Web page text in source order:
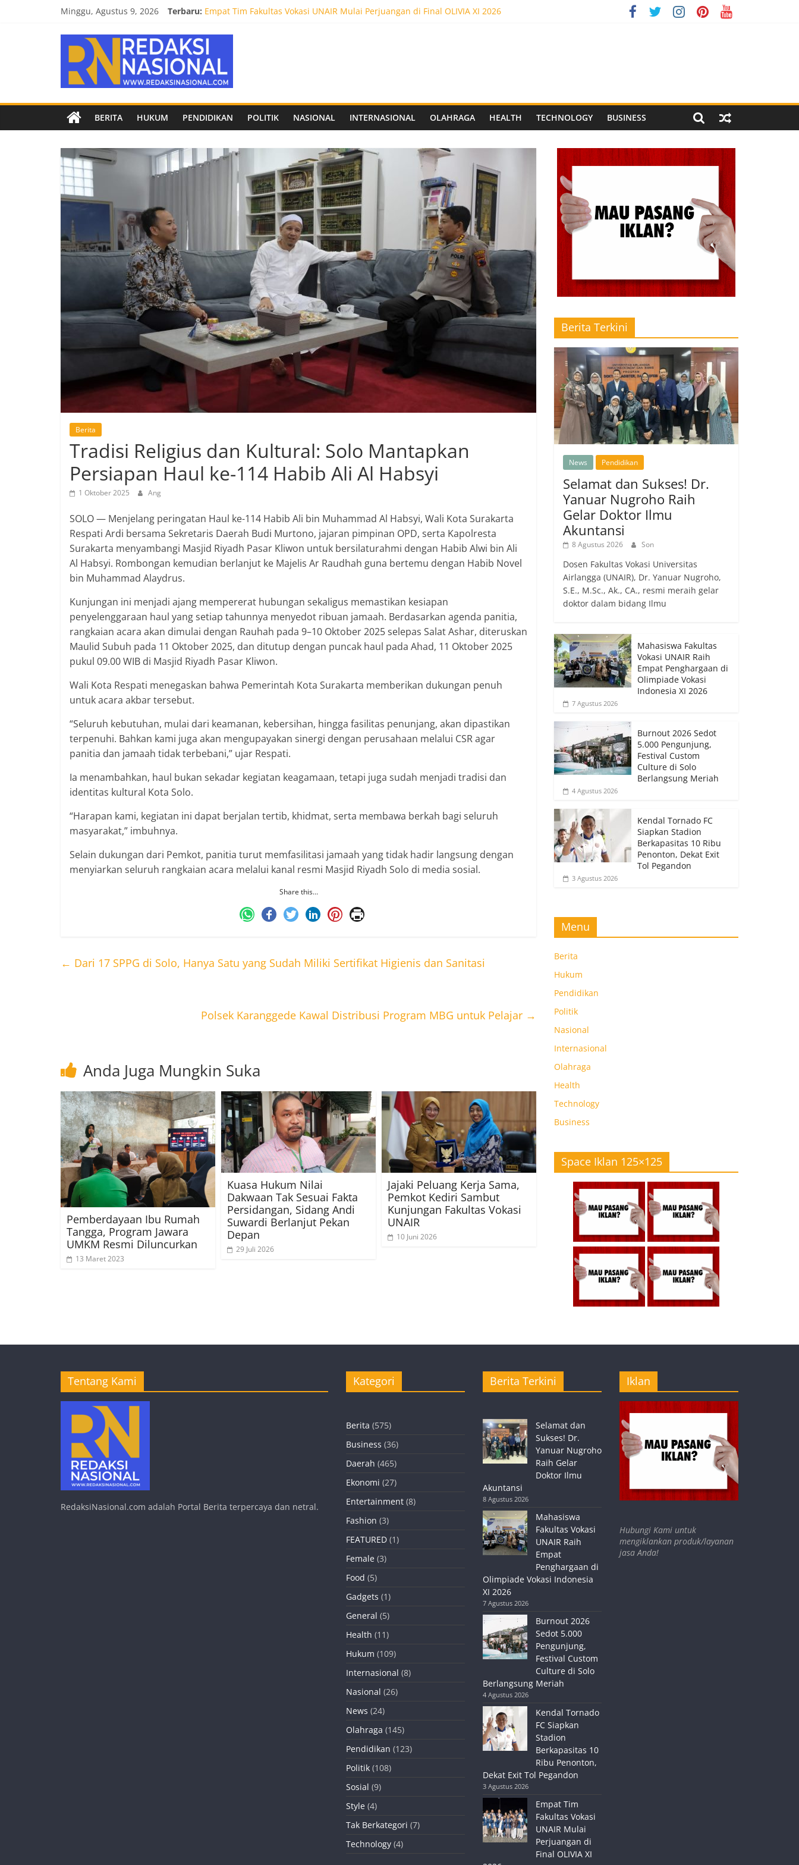
Minggu, Agustus 9, 2026 Terbaru: Empat Tim Fakultas Vokasi UNAIR Mulai Perjuangan di Final OLIVIA XI 2026
Mahasiswa Fakultas Vokasi UNAIR Raih Empat Penghargaan di Olimpiade Vokasi Indonesia XI 2026
Kendal Tornado FC Siapkan Stadion Berkapasitas 10 Ribu Penonton, Dekat Exit Tol Pegandon
Redaksi
Nasional
Berita
terpercaya
netral
BERITA HUKUM PENDIDIKAN POLITIK NASIONAL INTERNASIONAL OLAHRAGA HEALTH TECHNOLOGY BUSINESS
Berita
Tradisi Religius dan Kultural: Solo Mantapkan
Persiapan Haul ke-114 Habib Ali Al Habsyi
1 Oktober 2025 Ang
SOLO — Menjelang peringatan Haul ke-114 Habib Ali bin Muhammad Al Habsyi, Wali Kota Surakarta
Respati Ardi bersama Sekretaris Daerah Budi Murtono, jajaran pimpinan OPD, serta Kapolresta
Surakarta menyambangi Masjid Riyadh Pasar Kliwon untuk bersilaturahmi dengan Habib Alwi bin Ali
Al Habsyi. Rombongan kemudian berlanjut ke Majelis Ar Raudhah guna bertemu dengan Habib Novel
bin Muhammad Alaydrus.
Kunjungan ini menjadi ajang mempererat hubungan sekaligus memastikan kesiapan
penyelenggaraan haul yang setiap tahunnya menyedot ribuan jamaah. Berdasarkan agenda panitia,
rangkaian acara akan dimulai dengan Rauhah pada 9–10 Oktober 2025 selepas Salat Ashar, diteruskan
Maulid Subuh pada 11 Oktober 2025, dan ditutup dengan puncak haul pada Ahad, 11 Oktober 2025
pukul 09.00 WIB di Masjid Riyadh Pasar Kliwon.
Wali Kota Respati menegaskan bahwa Pemerintah Kota Surakarta memberikan dukungan penuh
untuk acara akbar tersebut.
“Seluruh kebutuhan, mulai dari keamanan, kebersihan, hingga fasilitas penunjang, akan dipastikan
terpenuhi. Bahkan kami juga akan mengupayakan sinergi dengan perusahaan melalui CSR agar
panitia dan jamaah tidak terbebani,” ujar Respati.
Ia menambahkan, haul bukan sekadar kegiatan keagamaan, tetapi juga sudah menjadi tradisi dan
identitas kultural Kota Solo.
“Harapan kami, kegiatan ini dapat berjalan tertib, khidmat, serta membawa berkah bagi seluruh
masyarakat,” imbuhnya.
Selain dukungan dari Pemkot, panitia turut memfasilitasi jamaah yang tidak hadir langsung dengan
menyiarkan seluruh rangkaian acara melalui kanal resmi Masjid Riyadh Solo di media sosial.
Share this…
← Dari 17 SPPG di Solo, Hanya Satu yang Sudah Miliki Sertifikat Higienis dan Sanitasi
Polsek Karanggede Kawal Distribusi Program MBG untuk Pelajar →
Anda Juga Mungkin Suka
Pemberdayaan Ibu Rumah
Tangga, Program Jawara
UMKM Resmi Diluncurkan
13 Maret 2023
Kuasa Hukum Nilai
Dakwaan Tak Sesuai Fakta
Persidangan, Sidang Andi
Suwardi Berlanjut Pekan
Depan
29 Juli 2026
Jajaki Peluang Kerja Sama,
Pemkot Kediri Sambut
Kunjungan Fakultas Vokasi
UNAIR
10 Juni 2026
Berita Terkini
News Pendidikan
Selamat dan Sukses! Dr.
Yanuar Nugroho Raih
Gelar Doktor Ilmu
Akuntansi
8 Agustus 2026 Son
Dosen Fakultas Vokasi Universitas
Airlangga (UNAIR), Dr. Yanuar Nugroho,
S.E., M.Sc., Ak., CA., resmi meraih gelar
doktor dalam bidang Ilmu
Mahasiswa Fakultas
Vokasi UNAIR Raih
Empat Penghargaan di
Olimpiade Vokasi
Indonesia XI 2026
7 Agustus 2026
Burnout 2026 Sedot
5.000 Pengunjung,
Festival Custom
Culture di Solo
Berlangsung Meriah
4 Agustus 2026
Kendal Tornado FC
Siapkan Stadion
Berkapasitas 10 Ribu
Penonton, Dekat Exit
Tol Pegandon
3 Agustus 2026
Menu
Berita
Hukum
Pendidikan
Politik
Nasional
Internasional
Olahraga
Health
Technology
Business
Space Iklan 125×125
Tentang Kami
RedaksiNasional.com adalah Portal Berita terpercaya dan netral.
Kategori
Berita (575)
Business (36)
Daerah (465)
Ekonomi (27)
Entertainment (8)
Fashion (3)
FEATURED (1)
Female (3)
Food (5)
Gadgets (1)
General (5)
Health (11)
Hukum (109)
Internasional (8)
Nasional (26)
News (24)
Olahraga (145)
Pendidikan (123)
Politik (108)
Sosial (9)
Style (4)
Tak Berkategori (7)
Technology (4)
Berita Terkini
Selamat dan
Sukses! Dr.
Yanuar Nugroho
Raih Gelar
Doktor Ilmu
Akuntansi
8 Agustus 2026
Mahasiswa
Fakultas Vokasi
UNAIR Raih
Empat
Penghargaan di
Olimpiade Vokasi Indonesia
XI 2026
7 Agustus 2026
Burnout 2026
Sedot 5.000
Pengunjung,
Festival Custom
Culture di Solo
Berlangsung Meriah
4 Agustus 2026
Kendal Tornado
FC Siapkan
Stadion
Berkapasitas 10
Ribu Penonton,
Dekat Exit Tol Pegandon
3 Agustus 2026
Empat Tim
Fakultas Vokasi
UNAIR Mulai
Perjuangan di
Final OLIVIA XI
Iklan
Hubungi Kami untuk
mengiklankan produk/layanan
jasa Anda!